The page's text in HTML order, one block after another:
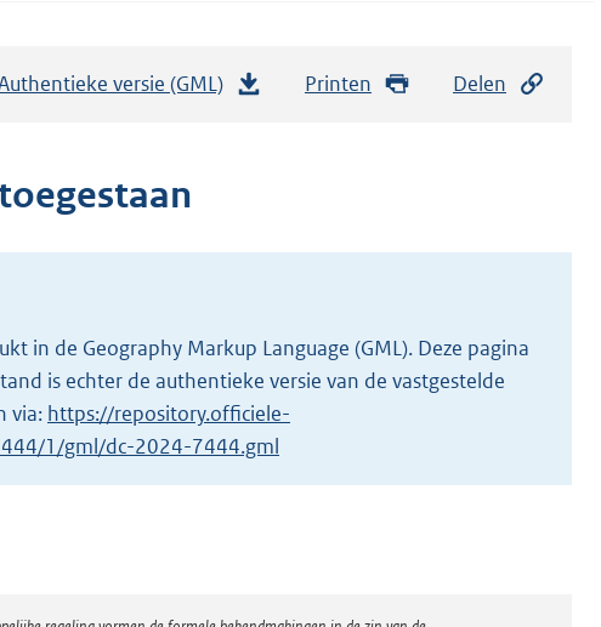
versie (GML)
n
g
r
o
o
Printen Delen
in de Geography Markup Language (GML). Deze pagina
is echter de authentieke versie van de vastgestelde
via: https://repository.officiele-
1/gml/dc-2024-7444.gml